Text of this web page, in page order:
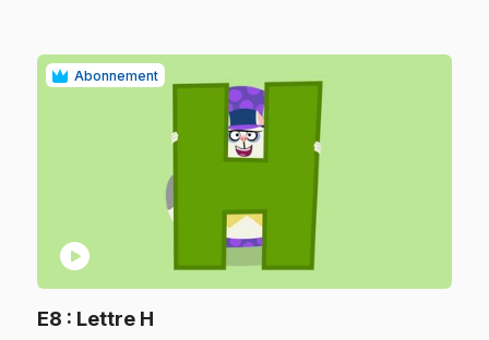
Abonnement
play_circle
E8 : Lettre H